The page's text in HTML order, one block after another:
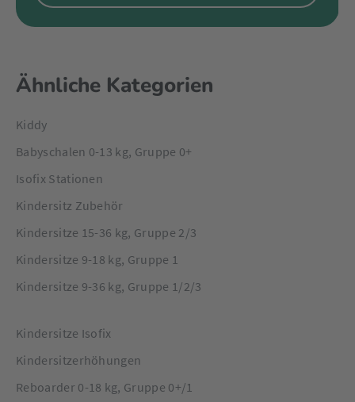
Ähnliche Kategorien
Kiddy
Babyschalen 0-13 kg, Gruppe 0+
Isofix Stationen
Kindersitz Zubehör
Kindersitze 15-36 kg, Gruppe 2/3
Kindersitze 9-18 kg, Gruppe 1
Kindersitze 9-36 kg, Gruppe 1/2/3
Kindersitze Isofix
Kindersitzerhöhungen
Reboarder 0-18 kg, Gruppe 0+/1